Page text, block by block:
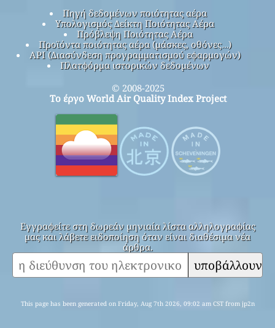
Πηγή δεδομένων ποιότητας αέρα
Υπολογισμός Δείκτη Ποιότητας Αέρα
Πρόβλεψη Ποιότητας Αέρα
Προϊόντα ποιότητας αέρα (μάσκες, οθόνες…)
API (Διασύνδεση προγραμματισμού εφαρμογών)
Πλατφόρμα ιστορικών δεδομένων
© 2008-2025
Το έργο World Air Quality Index Project
Εγγραφείτε στη δωρεάν μηνιαία λίστα αλληλογραφίας
μας και λάβετε ειδοποίηση όταν είναι διαθέσιμα νέα
άρθρα.
υποβάλλουν
This page has been generated on Friday, Aug 7th 2026, 09:02 am CST from jp2n